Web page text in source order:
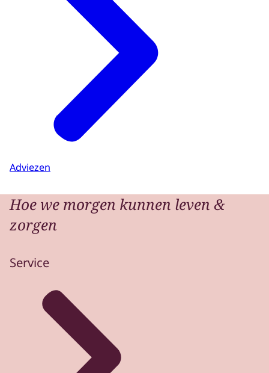
Adviezen
Hoe we morgen kunnen leven &
zorgen
Service